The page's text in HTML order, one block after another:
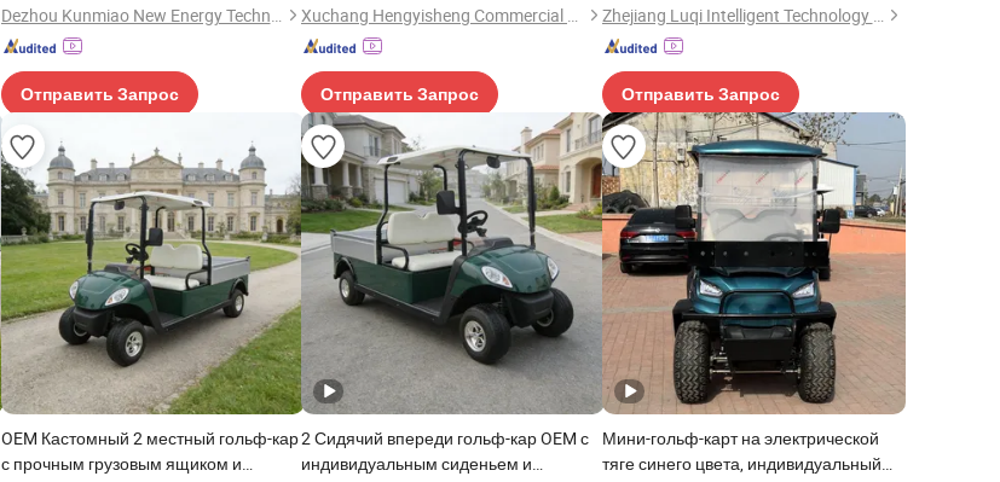
Dezhou Kunmiao New Energy Technology Co., Ltd.
Отправить Запрос
Xuchang Hengyisheng Commercial Co., Ltd.
Отправить Запрос
Zhejiang Luqi Intelligent Technology Co., Ltd.
Отправить Запрос
OEM Кастомный 2 местный гольф-кар
с прочным грузовым ящиком и
2 Сидячий впереди гольф-кар OEM с
индивидуальным сиденьем и
Мини-гольф-карт на электрической
тяге синего цвета, индивидуальный